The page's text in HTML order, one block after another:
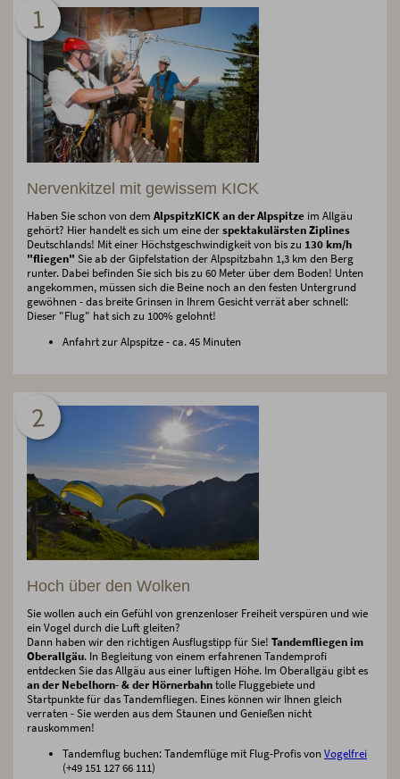
1
Nervenkitzel mit gewissem KICK
Haben Sie schon von dem AlpspitzKICK an der Alpspitze im Allgäu
gehört? Hier handelt es sich um eine derspektakulärsten Ziplines
Deutschlands! Mit einer Höchstgeschwindigkeit von bis zu 130 km/h
"fliegen" Sie ab der Gipfelstation der Alpspitzbahn 1,3 km den Berg
runter. Dabei befinden Sie sich bis zu 60 Meter über dem Boden! Unten
angekommen, müssen sich die Beine noch an den festen Untergrund
gewöhnen - das breite Grinsen in Ihrem Gesicht verrät aber schnell:
Dieser "Flug" hat sich zu 100% gelohnt!
Anfahrt zur Alpspitze - ca. 45 Minuten
2
Hoch über den Wolken
Sie wollen auch ein Gefühl von grenzenloser Freiheit verspüren und wie
ein Vogel durch die Luft gleiten?
Dann haben wir den richtigen Ausflugstipp für Sie! Tandemfliegen im
Oberallgäu. In Begleitung von einem erfahrenen Tandemprofi
entdecken Sie das Allgäu aus einer luftigen Höhe. Im Oberallgäu gibt es
an der Nebelhorn- & der Hörnerbahntolle Fluggebiete und
Startpunkte für das Tandemfliegen. Eines können wir Ihnen gleich
verraten - Sie werden aus dem Staunen und Genießen nicht
rauskommen!
Tandemflug buchen: Tandemflüge mit Flug-Profis von Vogelfrei
(+49 151 127 66 111)